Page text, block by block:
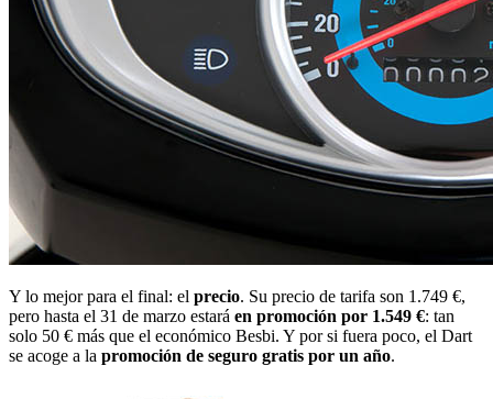
Y lo mejor para el final: el precio. Su precio de tarifa son 1.749 €,
pero hasta el 31 de marzo estará en promoción por 1.549 €: tan
solo 50 € más que el económico Besbi. Y por si fuera poco, el Dart
se acoge a la promoción de seguro gratis por un año.